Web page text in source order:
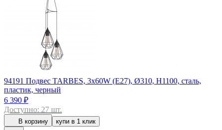
94191 Подвес TARBES, 3x60W (E27), Ø310, Н1100, сталь,
пластик, черный
6 390 ₽
Доступно: 27 шт.
В корзину купи в 1 клик